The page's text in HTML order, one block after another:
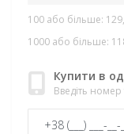
100 або більше:
1000 або більше:
Купити в
Введіть